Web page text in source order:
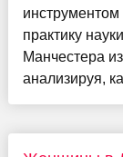
практику
Манчестера
анализируя,